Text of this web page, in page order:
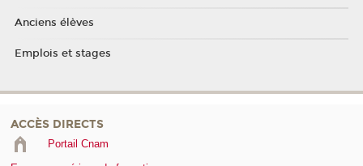
Anciens élèves
Emplois et stages
ACCÈS DIRECTS
Portail Cnam